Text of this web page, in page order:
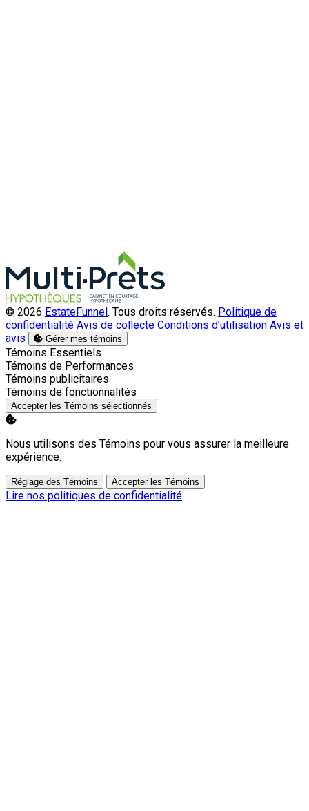
© 2026 EstateFunnel. Tous droits réservés. Politique de
confidentialité Avis de collecte Conditions d’utilisation Avis et
avis
Gérer mes témoins
Activer
Témoins Essentiels
Activer
Témoins de Performances
Activer
Témoins publicitaires
Activer
Témoins de fonctionnalités
Accepter les Témoins sélectionnés
Nous utilisons des Témoins pour vous assurer la meilleure
expérience.
Réglage des Témoins Accepter les Témoins
Lire nos politiques de confidentialité